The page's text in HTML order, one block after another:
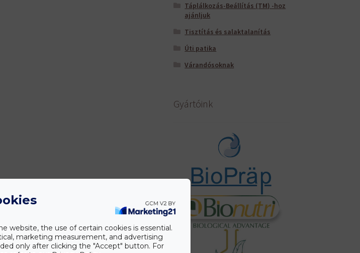
Táplálkozás-Beállítás (TM) -hoz
ajánljuk
Tisztítás és salaktalanítás
Úti patika
Várandósoknak
Gyártóink
website, the use of certain cookies is essential.
marketing measurement, and advertising
only after clicking the "Accept" button. For